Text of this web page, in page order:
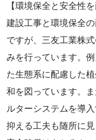
【環境保全と安全性
建設工事と環境保全
ですが、三友工業株
みを行っています。
た生態系に配慮した
和を図っています。
ルターシステムを導
抑える工夫も随所に